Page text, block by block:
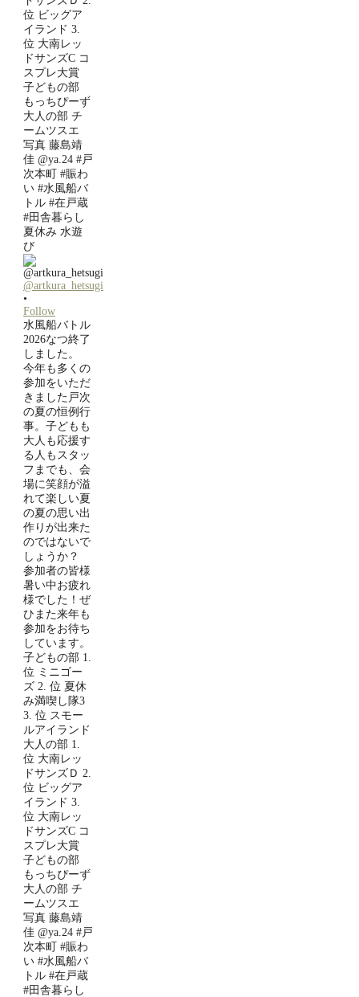
@artkura_hetsugi
•
Follow
水風船バトル
2026なつ終了
しました。
今年も多くの
参加をいただ
きました戸次
の夏の恒例行
事。子どもも
大人も応援す
る人もスタッ
フまでも、会
場に笑顔が溢
れて楽しい夏
の夏の思い出
作りが出来た
のではないで
しょうか？
参加者の皆様
暑い中お疲れ
様でした！ぜ
ひまた来年も
参加をお待ち
しています。
子どもの部 1.
位 ミニゴー
ズ 2. 位 夏休
み満喫し隊3
3. 位 スモー
ルアイランド
大人の部 1.
位 大南レッ
ドサンズＤ 2.
位 ビッグア
イランド 3.
位 大南レッ
ドサンズC コ
スプレ大賞
子どもの部
もっちぴーず
大人の部 チ
ームツスエ
写真 藤島靖
佳 @ya.24 #戸
次本町 #賑わ
い #水風船バ
トル #在戸蔵
#田舎暮らし